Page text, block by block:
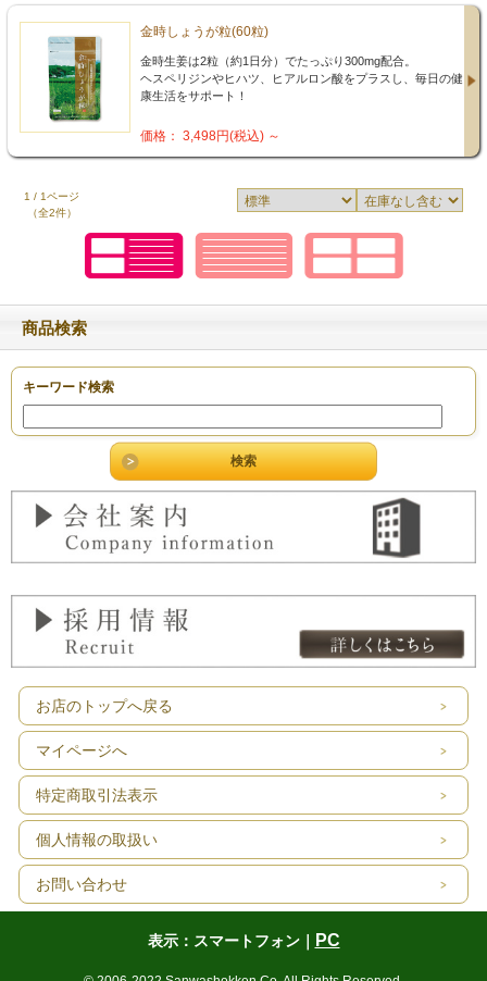
金時しょうが粒(60粒)
金時生姜は2粒（約1日分）でたっぷり300mg配合。
ヘスペリジンやヒハツ、ヒアルロン酸をプラスし、毎日の健
康生活をサポート！
価格： 3,498円(税込) ～
1 / 1ページ
（全2件）
商品検索
キーワード検索
お店のトップへ戻る
マイページへ
特定商取引法表示
個人情報の取扱い
お問い合わせ
表示：スマートフォン｜ PC